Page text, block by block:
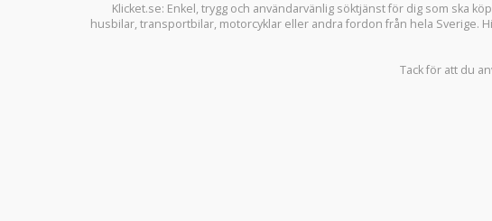
Klicket.se: Enkel, trygg och användarvänlig söktjänst för dig som ska
husbilar,transportbilar, motorcyklar eller andra fordon från hela Sverige.
Tack för att du